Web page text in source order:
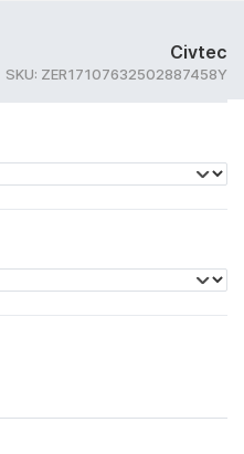
Civtec
SKU: ZER17107632502887458Y